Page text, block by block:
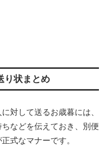
り状まとめ
対して送るお歳暮には、
などを伝えておき、別便
式なマナーです。